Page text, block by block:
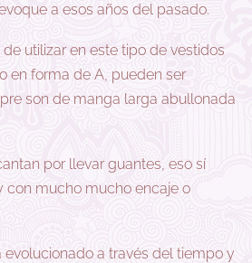
a esos años del pasado.
utilizar en este tipo de vestidos
en forma de A, pueden ser
son de manga larga abullonada
por llevar guantes, eso sí
con mucho mucho encaje o
evolucionado a través del tiempo y